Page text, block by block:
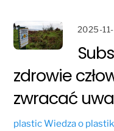
2025-
zdrowie
zwracać
plasticWiedza o